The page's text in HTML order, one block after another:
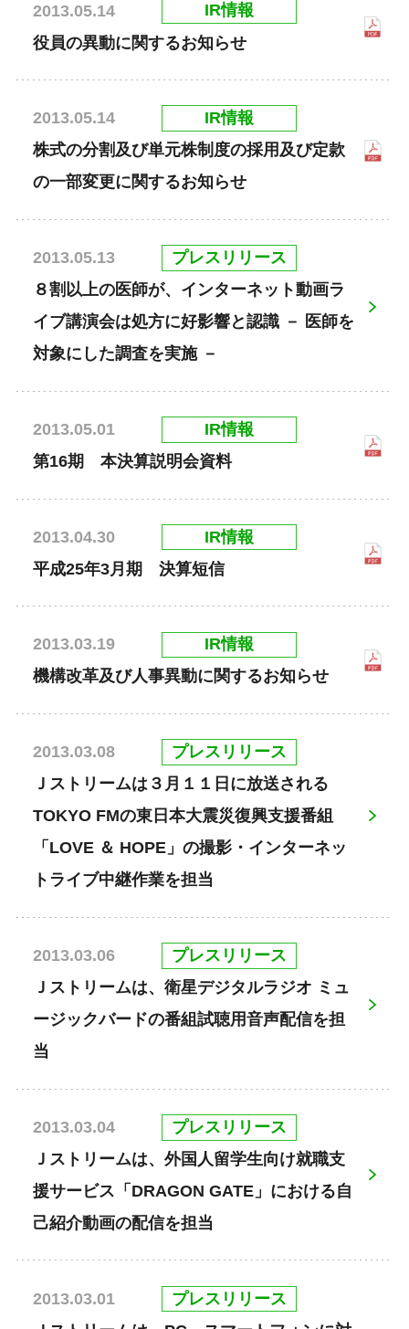
2013.05.14
IR情報
役員の異動に関するお知らせ
2013.05.14
IR情報
株式の分割及び単元株制度の採用及び定款
の一部変更に関するお知らせ
2013.05.13
プレスリリース
８割以上の医師が、インターネット動画ラ
イブ講演会は処方に好影響と認識 － 医師を
対象にした調査を実施 －
2013.05.01
IR情報
第16期 本決算説明会資料
2013.04.30
IR情報
平成25年3月期 決算短信
2013.03.19
IR情報
機構改革及び人事異動に関するお知らせ
2013.03.08
プレスリリース
Ｊストリームは３月１１日に放送される
TOKYO FMの東日本大震災復興支援番組
「LOVE ＆ HOPE」の撮影・インターネッ
トライブ中継作業を担当
2013.03.06
プレスリリース
Ｊストリームは、衛星デジタルラジオ ミュ
ージックバードの番組試聴用音声配信を担
当
2013.03.04
プレスリリース
Ｊストリームは、外国人留学生向け就職支
援サービス「DRAGON GATE」における自
己紹介動画の配信を担当
2013.03.01
プレスリリース